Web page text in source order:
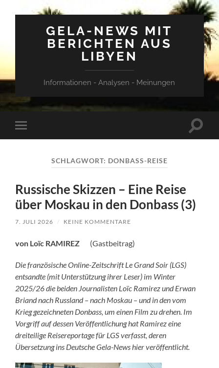
GELA-NEWS MIT
BERICHTEN AUS
LIBYEN
Informationen - Analysen - Meinungen
Mobile-
Menü
SCHLAGWORT: DONBASS-REISE
Russische Skizzen – Eine Reise
über Moskau in den Donbass (3)
7. JULI 2026 / KEINE KOMMENTARE
von Loïc RAMIREZ (Gastbeitrag)
Die französische Online-Zeitschrift Le Grand Soir (LGS)
entsandte (mit Unterstützung ihrer Leser) im Winter
2025/26 die beiden Journalisten Loïc Ramirez und Erwan
Briand nach Russland – nach Moskau – und in den vom
Krieg gezeichneten Donbass, um einen Film zu drehen. Im
Vorgriff auf dessen Veröffentlichung hat Ramirez eine
dreiteilige Reisereportage für LGS verfasst, deren
Übersetzung ins Deutsche Gela-News hier veröffentlicht.